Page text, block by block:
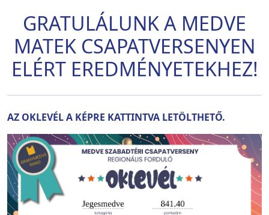
GRATULÁLUNK A MEDVE
MATEK CSAPATVERSENYEN
ELÉRT EREDMÉNYETEKHEZ!
AZ OKLEVÉL A KÉPRE KATTINTVA LETÖLTHETŐ.